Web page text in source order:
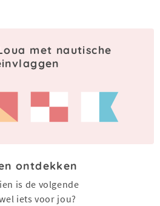
met nautische
ontdekken
is de volgende
iets voor jou?